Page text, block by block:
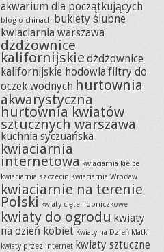
akwarium dla początkujących
blog o chinach bukiety ślubne
kwiaciarnia warszawa
dżdżownice
kalifornijskiedżdżownice
kalifornijskie hodowla filtry do
oczek wodnych hurtownia
akwarystyczna
hurtownia kwiatów
sztucznych warszawa
kuchnia syczuańska
kwiaciarnia
internetowa kwiaciarnia kielce
kwiaciarnia szczecin Kwiaciarnia Wrocław
kwiaciarnie na terenie
Polski kwiaty cięte i doniczkowe
kwiaty do ogrodu kwiaty
na dzień kobiet Kwiaty na Dzień Matki
kwiaty przez internet kwiaty sztuczne